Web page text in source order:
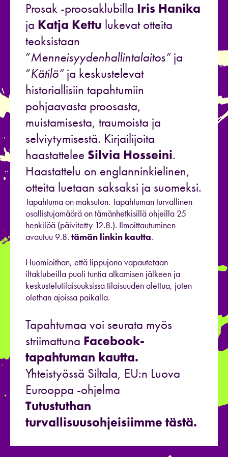
Prosak -proosaklubilla Iris Hanika
ja Katja Kettu lukevat otteita
teoksistaan
”Menneisyydenhallintalaitos”ja
”Kätilö”ja keskustelevat
historiallisiin tapahtumiin
pohjaavasta proosasta,
muistamisesta, traumoista ja
selviytymisestä. Kirjailijoita
haastattelee Silvia Hosseini.
Haastattelu on englanninkielinen,
otteita luetaan saksaksi ja suomeksi.
Tapahtuma on maksuton. Tapahtuman turvallinen
osallistujamäärä on tämänhetkisillä ohjeilla 25
henkilöä (päivitetty 12.8.). Ilmoittautuminen
avautuu 9.8. tämän linkin kautta.
Huomioithan, että lippujono vapautetaan
iltaklubeilla puoli tuntia alkamisen jälkeen ja
keskustelutilaisuuksissa tilaisuuden alettua, joten
olethan ajoissa paikalla.
Tapahtumaa voi seurata myös
striimattuna Facebook-
tapahtuman kautta.
Yhteistyössä Siltala, EU:n Luova
Eurooppa -ohjelma
Tutustuthan
turvallisuusohjeisiimme tästä.